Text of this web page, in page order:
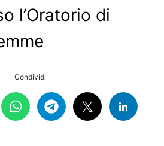
l’Oratorio di
Condividi